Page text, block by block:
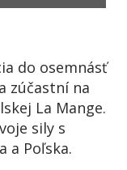
do osemnásť
zúčastní na
La Mange.
sily s
a Poľska.